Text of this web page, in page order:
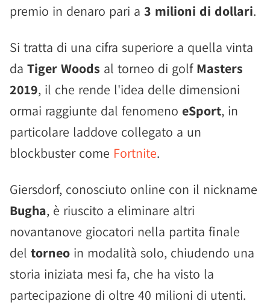
premio in denaro pari a 3 milioni di dollari.
Si tratta di una cifra superiore a quella vinta
da Tiger Woods al torneo di golf Masters
2019, il che rende l'idea delle dimensioni
ormai raggiunte dal fenomeno eSport, in
particolare laddove collegato a un
blockbuster come Fortnite.
Giersdorf, conosciuto online con il nickname
Bugha, è riuscito a eliminare altri
novantanove giocatori nella partita finale
del torneo in modalità solo, chiudendo una
storia iniziata mesi fa, che ha visto la
partecipazione di oltre 40 milioni di utenti.